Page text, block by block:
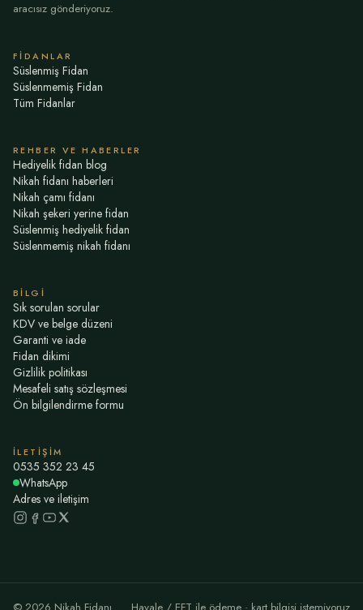
aracısız gönderiyoruz.
FIDANLAR
Süslenmiş Fidan
Süslenmemiş Fidan
Tüm Fidanlar
REHBER VE HABERLER
Hediyelik fidan blog
Nikah fidanı haberleri
Nikah çamı fidanı
Nikah şekeri yerine fidan
Süslenmiş hediyelik fidan
Süslenmemiş nikah fidanı
BILGI
Sık sorulan sorular
KDV ve belge düzeni
Garanti ve iade
Fidan dikimi
Gizlilik politikası
Mesafeli satış sözleşmesi
Ön bilgilendirme formu
İLETIŞIM
0535 352 23 45
WhatsApp
Adres ve iletişim